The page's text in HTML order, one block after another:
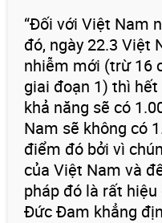
“Đối với Việt Nam
đó, ngày 22.3 Việt
nhiễm mới (trừ 16
giai đoạn 1) thì
khả năng sẽ có
Nam sẽ không có
điểm đó bởi vì
của Việt Nam và
pháp đó là rất hiệu
Đức Đam khẳng